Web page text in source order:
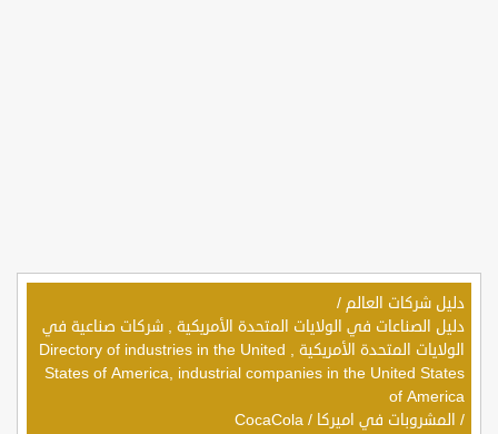
دليل شركات العالم /
دليل الصناعات في الولايات المتحدة الأمريكية , شركات صناعية في
الولايات المتحدة الأمريكية , Directory of industries in the United
States of America, industrial companies in the United States
of America
/ المشروبات في اميركا /
CocaCola